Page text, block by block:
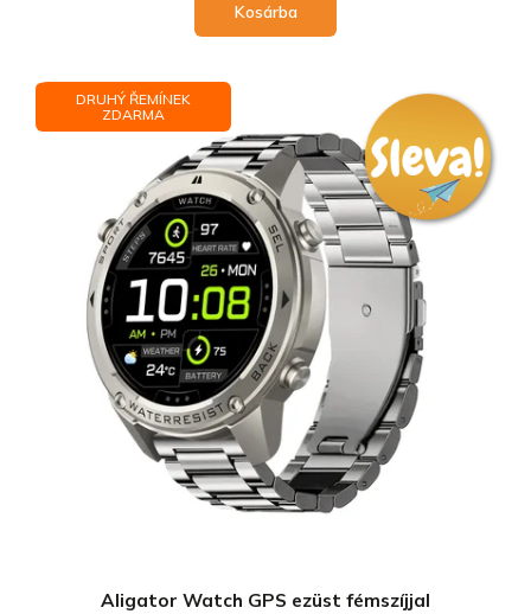
Kosárba
DRUHÝ ŘEMÍNEK
ZDARMA
Aligator Watch GPS ezüst fémszíjjal